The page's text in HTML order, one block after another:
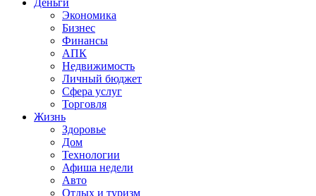
Деньги
Экономика
Бизнес
Финансы
АПК
Недвижимость
Личный бюджет
Сфера услуг
Торговля
Жизнь
Здоровье
Дом
Технологии
Афиша недели
Авто
Отдых и туризм